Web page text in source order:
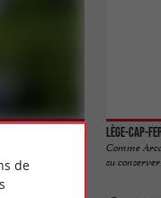
Lège-Cap-
Comme
su
de